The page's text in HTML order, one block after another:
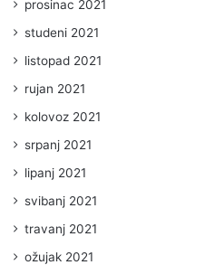
prosinac 2021
studeni 2021
listopad 2021
rujan 2021
kolovoz 2021
srpanj 2021
lipanj 2021
svibanj 2021
travanj 2021
ožujak 2021